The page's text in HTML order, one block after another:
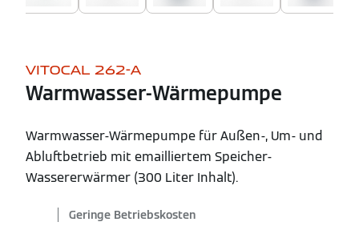
VITOCAL 262-A
Warmwasser-Wärmepumpe
Warmwasser-Wärmepumpe für Außen-, Um- und
Abluftbetrieb mit emailliertem Speicher-
Wassererwärmer (300 Liter Inhalt).
Geringe Betriebskosten